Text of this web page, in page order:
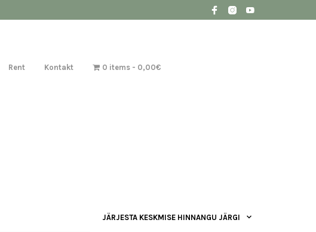
Rent Kontakt 0 items 0,00€
JÄRJESTA KESKMISE HINNANGU JÄRGI